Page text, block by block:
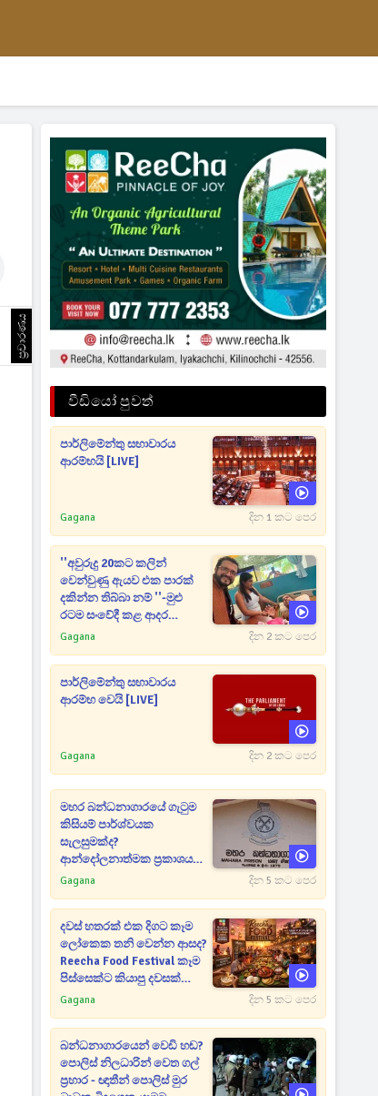
ප්‍රචාරණය
වීඩියෝ පුවත්
පාර්ලිමේන්තු සභාවාරය
ආරම්භයි [LIVE]
Gagana දින 1 කට පෙර
''අවුරුදු 20කට කලින්
වෙන්වුණු ඇයව එක පාරක්
දකින්න තිබ්බා නම් ''-මුළු
රටම සංවේදී කළ ආදර
අමරණීය මතකය
Gagana දින 2 කට පෙර
පාර්ලිමේන්තු සභාවාරය
ආරම්භ වෙයි [LIVE]
Gagana දින 2 කට පෙර
මහර බන්ධනාගාරයේ ගැටුම
කිසියම් පාර්ශ්වයක
සැලසුමක්ද?
ආන්දෝලනාත්මක ප්‍රකාශයක්
එළියට [VIDEO]
Gagana දින 5 කට පෙර
දවස් හතරක් එක දිගට කෑම
ලෝකෙක තනි වෙන්න ආසද?
Reecha Food Festival කෑම
පිස්සෙක්ට කියාපු දවසක්
මෙන්න
Gagana දින 5 කට පෙර
බන්ධනාගාරයෙන් වෙඩි හඬ?
පොලිස් නිලධාරින් වෙත ගල්
ප්‍රහාර - ඥාතීන් පොලිස් මුර